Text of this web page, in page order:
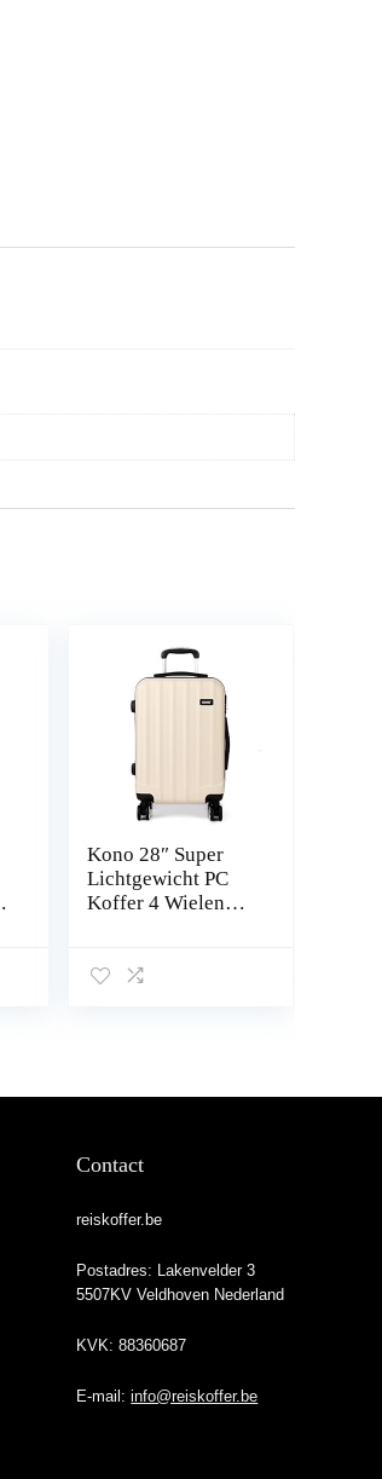
Kono 28″ Super
Lichtgewicht PC
Koffer 4 Wielen
Reistrolley Koffer
Contact
reiskoffer.be
Postadres: Lakenvelder 3
5507KV Veldhoven Nederland
KVK: 88360687
E-mail:info@reiskoffer.be